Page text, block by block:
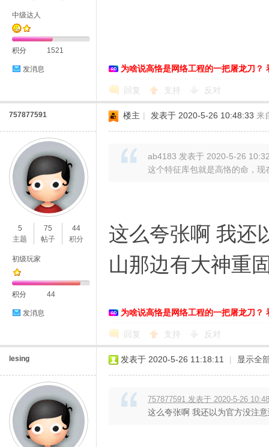
中级达人
积分 1521
发消息 为啥说高恪是网络工程的一把屠龙刀？
回复 支持 反对
757877591
5
主题
75
帖子
44
积分
初级玩家
积分 44
发消息
楼主 | 发表于 2020-5-26 10:48:33 来
ab4183 发表于 2020-5-26
这个特征库包就是高恪的命，
这么夸张啊 我还
山那边有大神重
为啥说高恪是网络工程的一把屠龙刀？
回复 支持 反对
lesing 发表于 2020-5-26 11:18:11 | 显示全
757877591 发表于 2020-5-26 10:48
这么夸张啊 我还以为官方没注